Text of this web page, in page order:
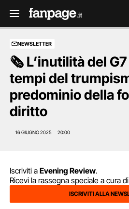
NEWSLETTER
🗞️ L’inutilità del G7
tempi del
predominio della
diritto
16 GIUGNO 2025 20:00
Iscriviti a Evening Review.
Ricevi la rassegna speciale a cura
ISCRIVITI ALLA